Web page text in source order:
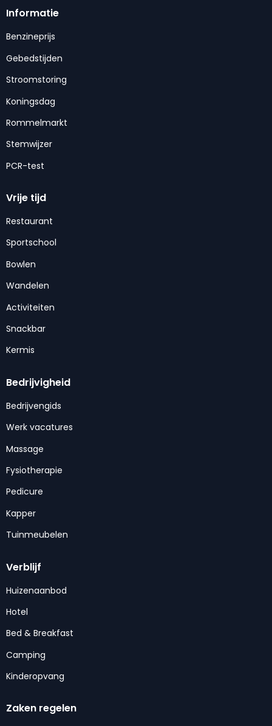
Informatie
Benzineprijs
Gebedstijden
Stroomstoring
Koningsdag
Rommelmarkt
Stemwijzer
PCR-test
Vrije tijd
Restaurant
Sportschool
Bowlen
Wandelen
Activiteiten
Snackbar
Kermis
Bedrijvigheid
Bedrijvengids
Werk vacatures
Massage
Fysiotherapie
Pedicure
Kapper
Tuinmeubelen
Verblijf
Huizenaanbod
Hotel
Bed & Breakfast
Camping
Kinderopvang
Zaken regelen